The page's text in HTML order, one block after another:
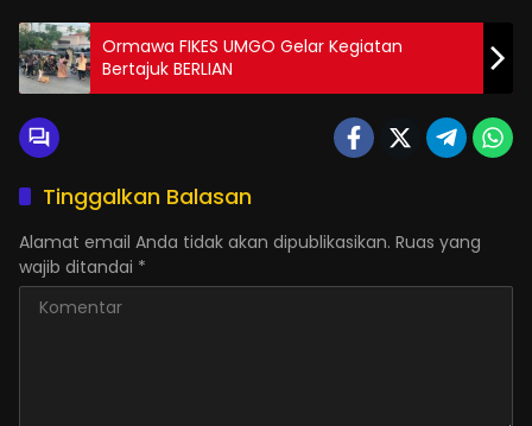
Ormawa FIKES UMGO Gelar Kegiatan
Bertajuk BERLIAN
Tinggalkan Balasan
Alamat email Anda tidak akan dipublikasikan. Ruas yang
wajib ditandai *